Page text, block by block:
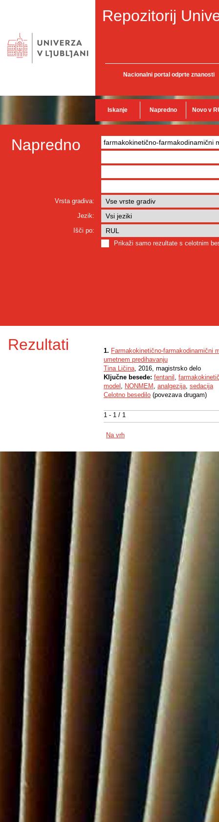
Repozitorij
Nacionalni portal odprte znanosti
Iskanje Napredno Novo v
Napredno
Vrsta gradiva:
Jezik:
Išči po:
Prikaži samo rezultate s celotnim
Rezultati
1 - 1 / 1
1. Farmakokinetično-farmakodinamični
umetnem predihavanju
Tina Ličina, 2016, magistrsko delo
Ključne besede: fentanil ,
model , NONMEM , analgezija, sedacija
Celotno besedilo (povezava drugam)
Na vrh